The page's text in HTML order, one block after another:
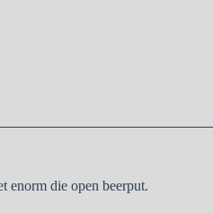
enorm die open beerput.